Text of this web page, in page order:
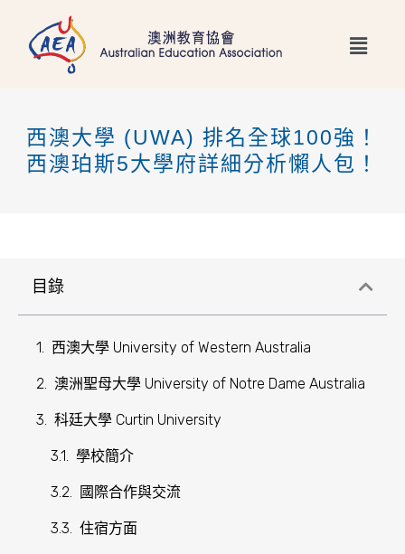
Main
西澳大學 (UWA) 排名全球100強！
西澳珀斯5大學府詳細分析懶人包！
目錄
西澳大學 University of Western Australia
澳洲聖母大學 University of Notre Dame Australia
科廷大學 Curtin University
伊迪斯科文大學（Edith Cowan University）
梅鐸大學 Murdoch University & Murdoch College
學校簡介